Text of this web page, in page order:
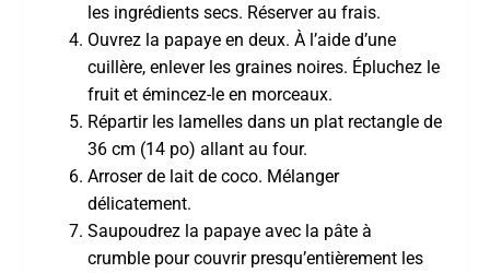
les ingrédients secs. Réserver au frais.
Ouvrez la papaye en deux. À l’aide d’une
cuillère, enlever les graines noires. Épluchez le
fruit et émincez-le en morceaux.
Répartir les lamelles dans un plat rectangle de
36 cm (14 po) allant au four.
Arroser de lait de coco. Mélanger
délicatement.
Saupoudrez la papaye avec la pâte à
crumble pour couvrir presqu’entièrement les